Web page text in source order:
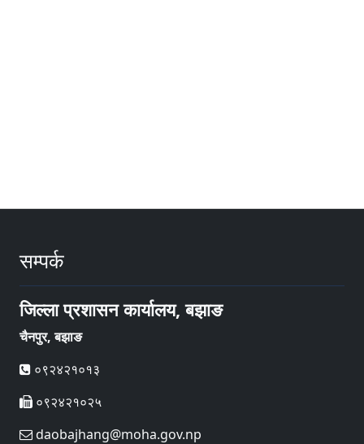
सम्पर्क
जिल्ला प्रशासन कार्यालय, बझाङ
चैनपुर, बझाङ
०९२४२१०१३
०९२४२१०२५
daobajhang@moha.gov.np